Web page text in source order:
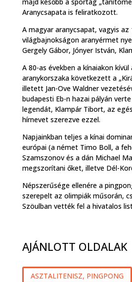
Aranycsapata is feliratkozott.
A magyar aranycsapat, vagyis az
világbajnokságon aranyérmet
Gergely Gábor, Jónyer István,
A 80-as években a kínaiakon kívül
aranykorszaka következett a
illetett Jan-Ove Waldner
budapesti Eb-n hazai pályán
legendát, Klampár Tibort, az
hírnevet szerezve ezzel.
Napjainkban teljes a kínai
európai (a német Timo Boll, a
Szamszonov és a dán Michael
megszorítani őket, illetve Dél-
Népszerűsége ellenére a
szerepelt az olimpiák műsorán,
Szöulban vették fel a hivatalos
AJÁNLOTT OLDALAK
ASZTALITENISZ, PINGPONG